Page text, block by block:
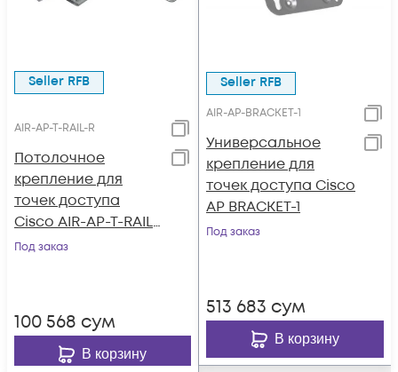
Seller RFB
AIR-AP-T-RAIL-R
Потолочное
крепление для
точек доступа
Cisco AIR-AP-T-RAIL-
R
Под заказ
100 568 сум
В корзину
Seller RFB
AIR-AP-BRACKET-1
Универсальное
крепление для
точек доступа Cisco
AP BRACKET-1
Под заказ
513 683 сум
В корзину